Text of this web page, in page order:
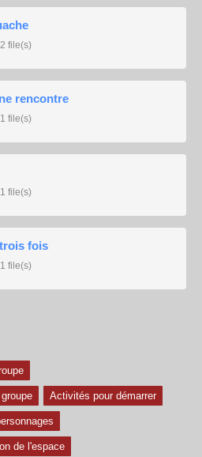
2 file(s)
rencontre
1 file(s)
1 file(s)
fois
1 file(s)
Activités pour démarrer
de l'espace